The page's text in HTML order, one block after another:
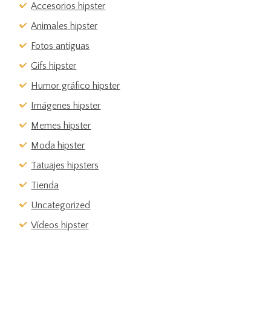
Accesorios hipster
Animales hipster
Fotos antiguas
Gifs hipster
Humor gráfico hipster
Imágenes hipster
Memes hipster
Moda hipster
Tatuajes hipsters
Tienda
Uncategorized
Vídeos hipster